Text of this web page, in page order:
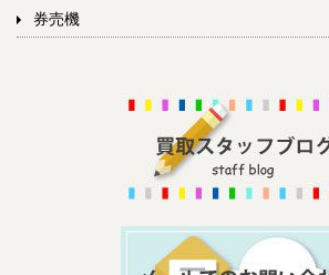
券売機